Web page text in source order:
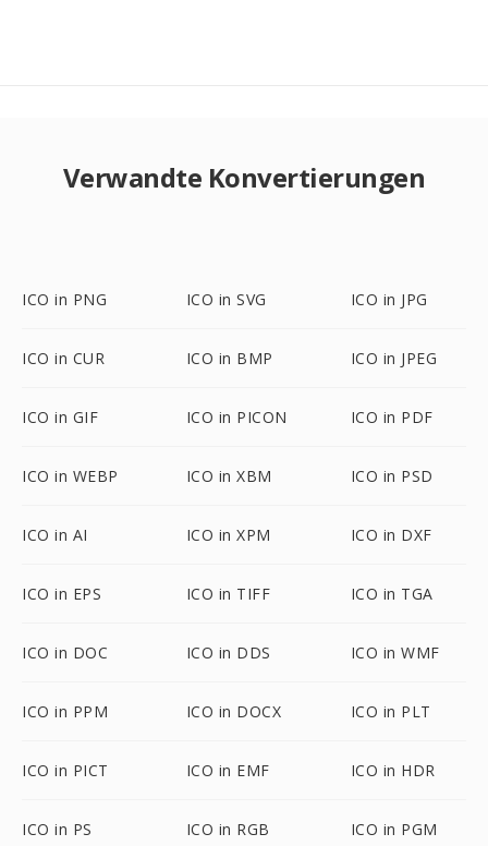
Verwandte Konvertierungen
ICO in PNG ICO in SVG ICO in JPG
ICO in CUR ICO in BMP ICO in JPEG
ICO in GIF ICO in PICON ICO in PDF
ICO in WEBP ICO in XBM ICO in PSD
ICO in AI ICO in XPM ICO in DXF
ICO in EPS ICO in TIFF ICO in TGA
ICO in DOC ICO in DDS ICO in WMF
ICO in PPM ICO in DOCX ICO in PLT
ICO in PICT ICO in EMF ICO in HDR
ICO in PS ICO in RGB ICO in PGM